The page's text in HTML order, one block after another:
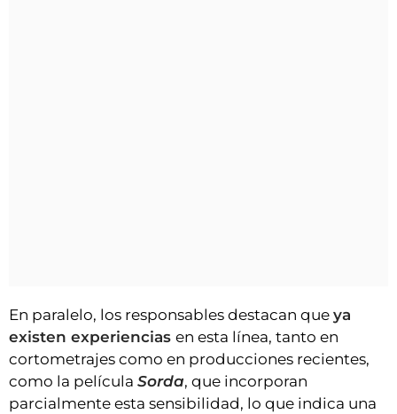
En paralelo, los responsables destacan que ya
existen experiencias en esta línea, tanto en
cortometrajes como en producciones recientes,
como la película Sorda, que incorporan
parcialmente esta sensibilidad, lo que indica una